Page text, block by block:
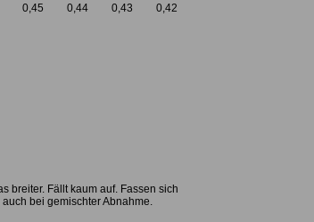
0,45
0,44
0,43
0,42
breiter. Fällt kaum auf. Fassen sich
bei gemischter Abnahme.